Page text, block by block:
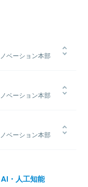
ノベーション本部
需要予測や異常検知の受
取り組む。
ノベーション本部
託案件、ソフトウェア開
ノベーション本部
したAI関連技術の研究
ェア開発業務に取り組
AI・人工知能